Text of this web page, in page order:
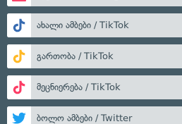
ახალი ამბები / TikTok
გართობა / TikTok
მეცნიერება / TikTok
ბოლო ამბები / Twitter